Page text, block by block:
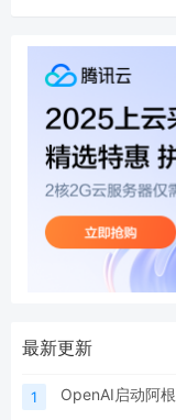
最新更新
1 OpenAI启动阿